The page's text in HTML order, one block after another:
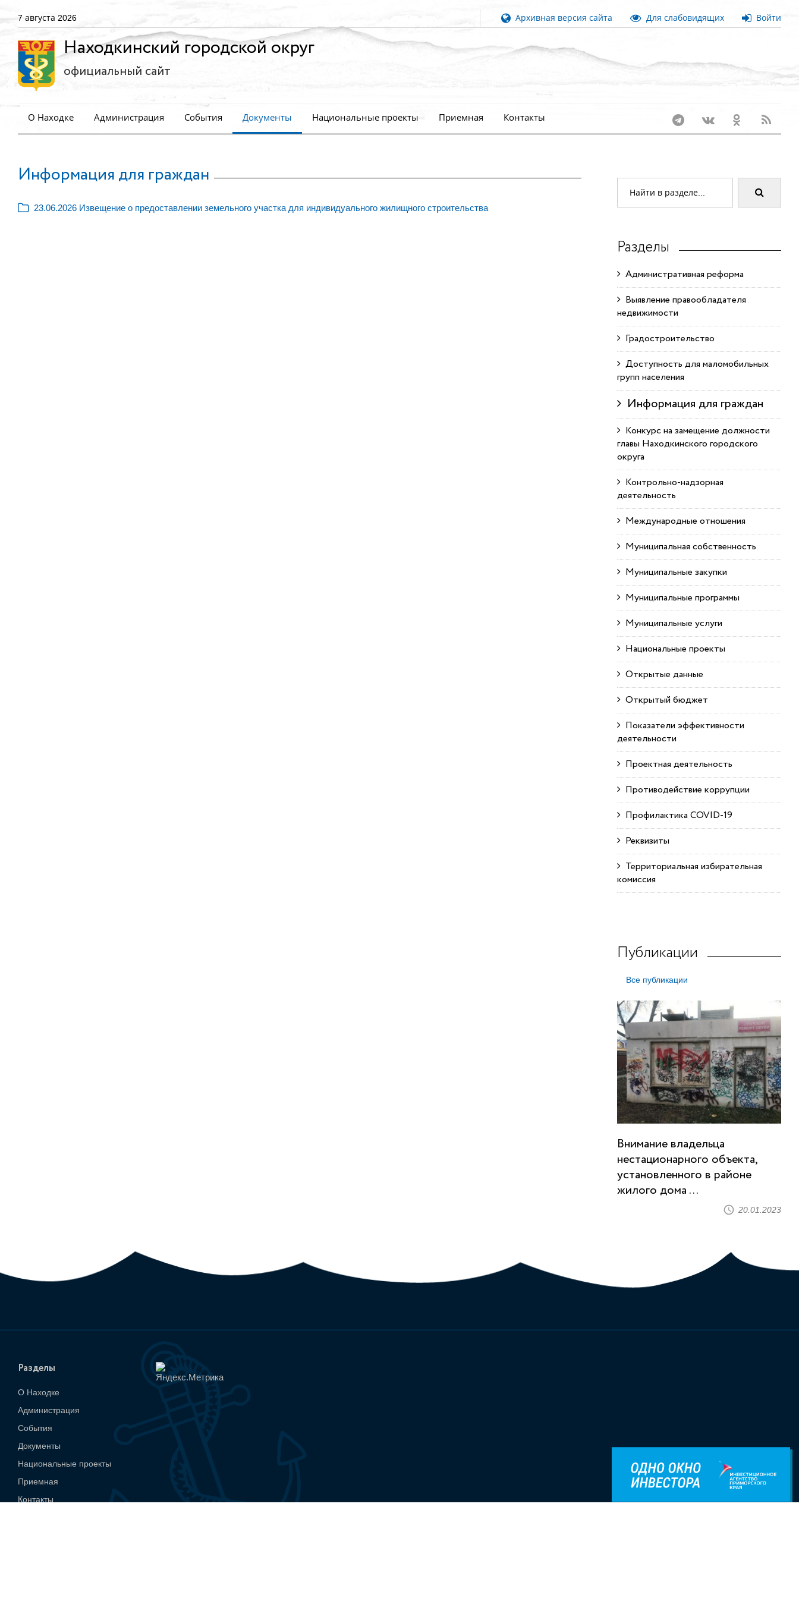
7 августа 2026 Архивная версия сайта Для слабовидящих Войти
Находкинский городской округ
официальный сайт
О Находке Администрация События Документы Национальные проекты Приемная Контакты
Информация для граждан
23.06.2026 Извещение о предоставлении земельного участка для индивидуального жилищного строительства
Разделы
Административная реформа
Выявление правообладателя
недвижимости
Градостроительство
Доступность для маломобильных
групп населения
Информация для граждан
Конкурс на замещение должности
главы Находкинского городского
округа
Контрольно-надзорная
деятельность
Международные отношения
Муниципальная собственность
Муниципальные закупки
Муниципальные программы
Муниципальные услуги
Национальные проекты
Открытые данные
Открытый бюджет
Показатели эффективности
деятельности
Проектная деятельность
Противодействие коррупции
Профилактика COVID-19
Реквизиты
Территориальная избирательная
комиссия
Публикации
Все публикации
Внимание владельца
нестационарного объекта,
установленного в районе
жилого дома ...
20.01.2023
Разделы
О Находке
Администрация
События
Документы
Национальные проекты
Приемная
Контакты